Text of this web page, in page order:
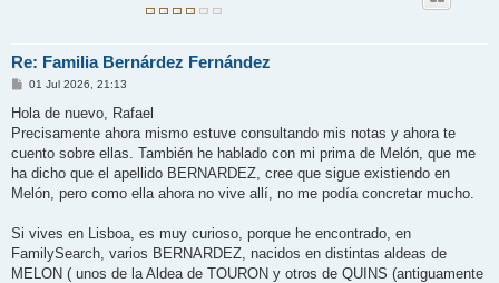
Re: Familia Bernárdez Fernández
M
n
a
j
01 Jul 2026, 21:13
Hola de nuevo, Rafael
Precisamente ahora mismo estuve consultando mis notas y ahora te
cuento sobre ellas. También he hablado con mi prima de Melón, que me
ha dicho que el apellido BERNARDEZ, cree que sigue existiendo en
Melón, pero como ella ahora no vive allí, no me podía concretar mucho.
Si vives en Lisboa, es muy curioso, porque he encontrado, en
FamilySearch, varios BERNARDEZ, nacidos en distintas aldeas de
MELON ( unos de la Aldea de TOURON y otros de QUINS (antiguamente